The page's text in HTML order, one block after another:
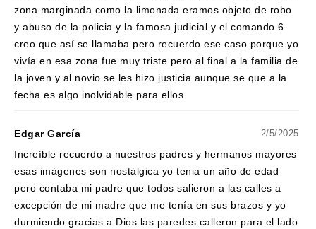
zona marginada como la limonada eramos objeto de robo
y abuso de la policia y la famosa judicial y el comando 6
creo que así se llamaba pero recuerdo ese caso porque yo
vivía en esa zona fue muy triste pero al final a la familia de
la joven y al novio se les hizo justicia aunque se que a la
fecha es algo inolvidable para ellos.
Edgar García 2/5/2025
Increíble recuerdo a nuestros padres y hermanos mayores
esas imágenes son nostálgica yo tenia un año de edad
pero contaba mi padre que todos salieron a las calles a
excepción de mi madre que me tenía en sus brazos y yo
durmiendo gracias a Dios las paredes calleron para el lado